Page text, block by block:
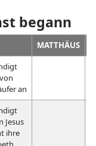
begann
MATTHÄUS
an
Jesus
ihre